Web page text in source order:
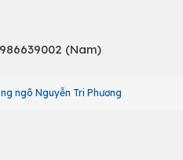
(Nam)
ngõ Nguyễn Tri Phương